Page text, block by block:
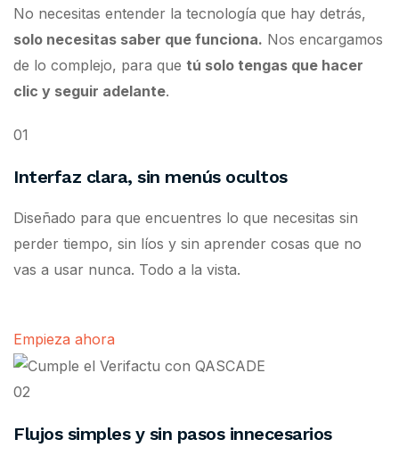
No necesitas entender la tecnología que hay detrás,
solo necesitas saber que funciona. Nos encargamos
de lo complejo, para que tú solo tengas que hacer
clic y seguir adelante.
01
Interfaz clara, sin menús ocultos
Diseñado para que encuentres lo que necesitas sin
perder tiempo, sin líos y sin aprender cosas que no
vas a usar nunca. Todo a la vista.
Empieza ahora
02
Flujos simples y sin pasos innecesarios